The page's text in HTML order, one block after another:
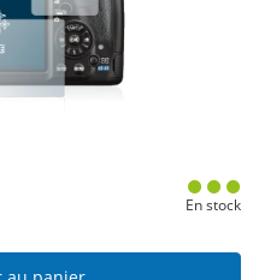
En stock